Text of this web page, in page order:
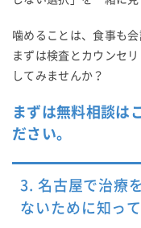
噛めることは、食事も
まずは検査とカウンセ
してみませんか？
まずは無料相談は
ださい。
3. 名古屋で治療
ないために知っ